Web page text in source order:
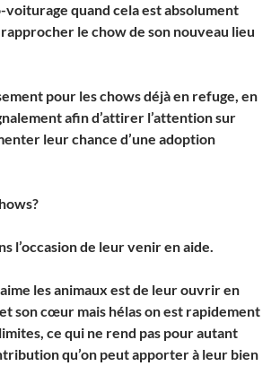
voiturage quand cela est absolument
le chow de son nouveau lieu
pour les chows déjà en refuge, en
afin d’attirer l’attention sur
leur chance d’une adoption
l’occasion de leur venir en aide.
aime les animaux est de leur ouvrir en
son cœur mais hélas on est rapidement
ce qui ne rend pas pour autant
qu’on peut apporter à leur bien